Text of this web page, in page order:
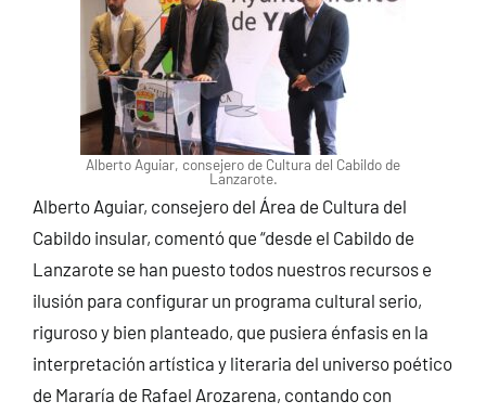
Alberto Aguiar, consejero de Cultura del Cabildo de
Lanzarote.
Alberto Aguiar, consejero del Área de Cultura del
Cabildo insular, comentó que “desde el Cabildo de
Lanzarote se han puesto todos nuestros recursos e
ilusión para configurar un programa cultural serio,
riguroso y bien planteado, que pusiera énfasis en la
interpretación artística y literaria del universo poético
de Mararía de Rafael Arozarena, contando con